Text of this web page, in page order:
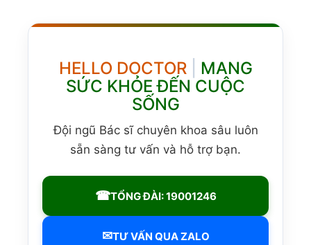
HELLO DOCTOR
MANG
SỨC KHỎE ĐẾN CUỘC
SỐNG
Đội ngũ Bác sĩ chuyên khoa sâu luôn
sẵn sàng tư vấn và hỗ trợ bạn.
☎TỔNG ĐÀI: 19001246
✉TƯ VẤN QUA ZALO